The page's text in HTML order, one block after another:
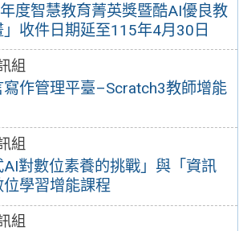
度智慧教育菁英獎暨酷AI優良教
收件日期延至115年4月30日
組
作管理平臺–Scratch3教師增能
組
對數位素養的挑戰」與「資訊
學習增能課程
組